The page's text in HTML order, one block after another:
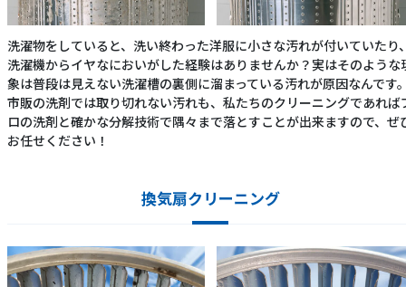
洗濯物をしていると、洗い終わった洋服に小さな汚れが付いていたり
洗濯機からイヤなにおいがした経験はありませんか？実はそのような
象は普段は見えない洗濯槽の裏側に溜まっている汚れが原因なんです
市販の洗剤では取り切れない汚れも、私たちのクリーニングであれば
ロの洗剤と確かな分解技術で隅々まで落とすことが出来ますので、ぜ
お任せください！
換気扇クリーニング